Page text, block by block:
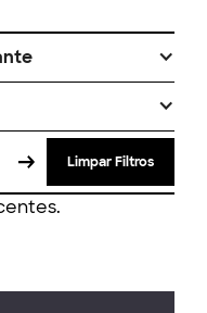
Limpar Filtros